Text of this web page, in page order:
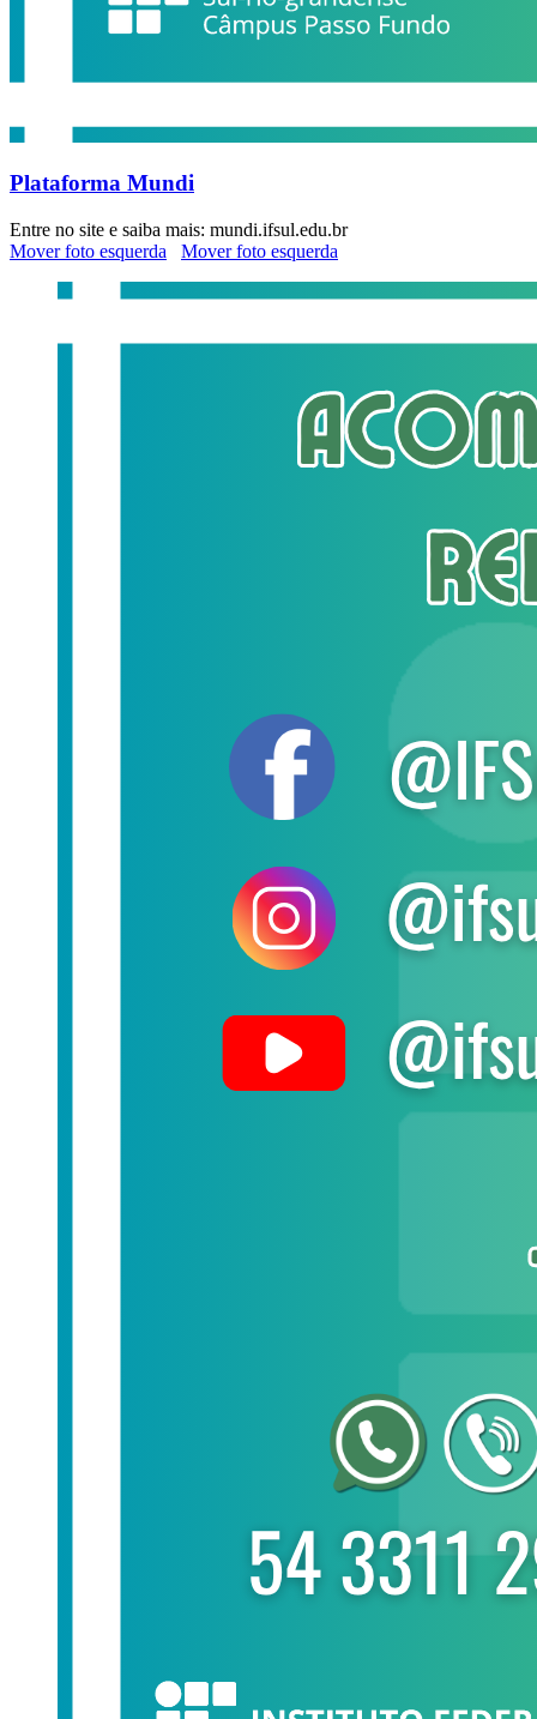
Plataforma Mundi
Entre no site e saiba mais: mundi.ifsul.edu.br
Mover foto esquerda
Mover foto esquerda